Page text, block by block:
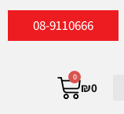
08-9110666
₪0
0